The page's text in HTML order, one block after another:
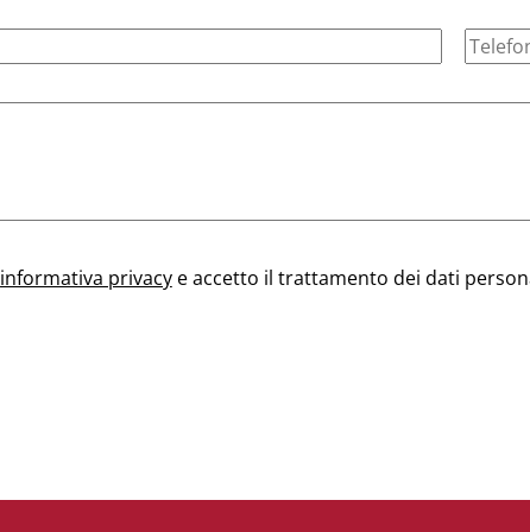
informativa privacye accetto il trattamento dei dati